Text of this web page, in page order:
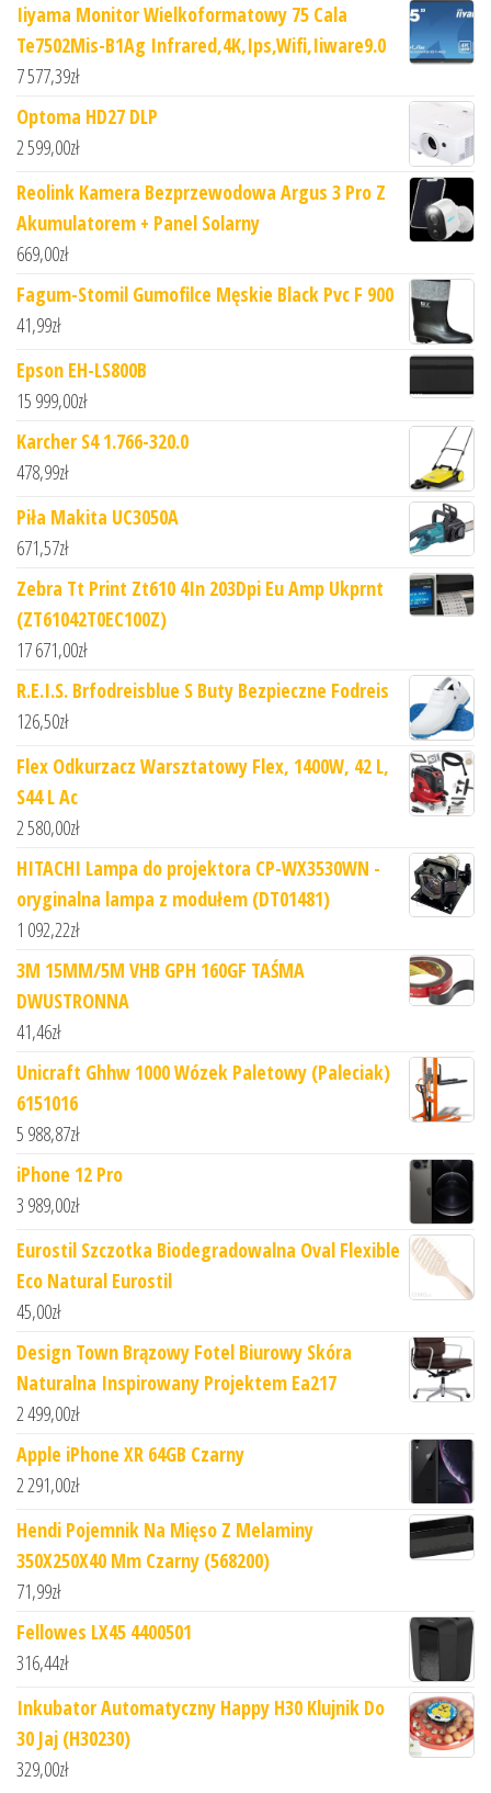
Iiyama Monitor Wielkoformatowy 75 Cala
Te7502Mis-B1Ag Infrared,4K,Ips,Wifi,Iiware9.0
7 577,39zł
Optoma HD27 DLP
2 599,00zł
Reolink Kamera Bezprzewodowa Argus 3 Pro Z
Akumulatorem + Panel Solarny
669,00zł
Fagum-Stomil Gumofilce Męskie Black Pvc F 900
41,99zł
Epson EH-LS800B
15 999,00zł
Karcher S4 1.766-320.0
478,99zł
Piła Makita UC3050A
671,57zł
Zebra Tt Print Zt610 4In 203Dpi Eu Amp Ukprnt
(ZT61042T0EC100Z)
17 671,00zł
R.E.I.S. Brfodreisblue S Buty Bezpieczne Fodreis
126,50zł
Flex Odkurzacz Warsztatowy Flex, 1400W, 42 L,
S44 L Ac
2 580,00zł
HITACHI Lampa do projektora CP-WX3530WN -
oryginalna lampa z modułem (DT01481)
1 092,22zł
3M 15MM/5M VHB GPH 160GF TAŚMA
DWUSTRONNA
41,46zł
Unicraft Ghhw 1000 Wózek Paletowy (Paleciak)
6151016
5 988,87zł
iPhone 12 Pro
3 989,00zł
Eurostil Szczotka Biodegradowalna Oval Flexible
Eco Natural Eurostil
45,00zł
Design Town Brązowy Fotel Biurowy Skóra
Naturalna Inspirowany Projektem Ea217
2 499,00zł
Apple iPhone XR 64GB Czarny
2 291,00zł
Hendi Pojemnik Na Mięso Z Melaminy
350X250X40 Mm Czarny (568200)
71,99zł
Fellowes LX45 4400501
316,44zł
Inkubator Automatyczny Happy H30 Klujnik Do
30 Jaj (H30230)
329,00zł